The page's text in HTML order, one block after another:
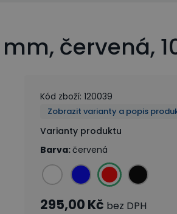
červená,
Kód zboží: 120039
Zobrazit varianty a popis
Varianty produktu
Barva:červená
295,00 Kč bez DPH